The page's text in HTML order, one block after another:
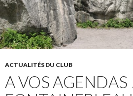
ACTUALITÉS DU CLUB
A VOS AGENDAS